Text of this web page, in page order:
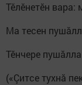
Тӗлӗнетӗн
Ма тесен
Тӗнчере
(«Çитсе тухнă